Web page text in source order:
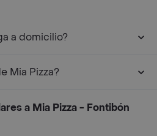
a domicilio?
Mia Pizza?
a Mia Pizza - Fontibón